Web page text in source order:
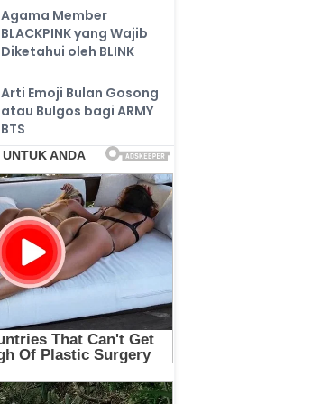
Agama Member
BLACKPINK yang Wajib
Diketahui oleh BLINK
Arti Emoji Bulan Gosong
atau Bulgos bagi ARMY
BTS